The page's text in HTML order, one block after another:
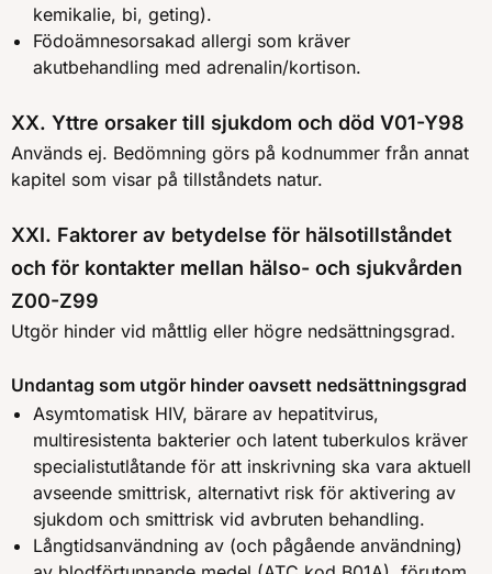
kemikalie, bi, geting).
Födoämnesorsakad allergi som kräver
akutbehandling med adrenalin/kortison.
XX. Yttre orsaker till sjukdom och död V01-Y98
Används ej. Bedömning görs på kodnummer från annat
kapitel som visar på tillståndets natur.
XXI. Faktorer av betydelse för hälsotillståndet
och för kontakter mellan hälso- och sjukvården
Z00-Z99
Utgör hinder vid måttlig eller högre nedsättningsgrad.
Undantag som utgör hinder oavsett nedsättningsgrad
Asymtomatisk HIV, bärare av hepatitvirus,
multiresistenta bakterier och latent tuberkulos kräver
specialistutlåtande för att inskrivning ska vara aktuell
avseende smittrisk, alternativt risk för aktivering av
sjukdom och smittrisk vid avbruten behandling.
Långtidsanvändning av (och pågående användning)